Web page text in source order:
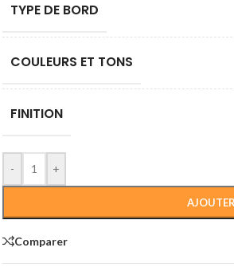
TYPE DE BORD
COULEURS ET TONS
FINITION
- +
Comparer